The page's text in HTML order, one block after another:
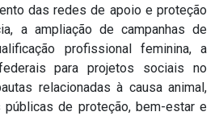
das redes de apoio e proteção
a ampliação de campanhas de
profissional feminina, a
para projetos sociais no
relacionadas à causa animal,
de proteção, bem-estar e